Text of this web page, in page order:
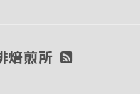
焙煎所